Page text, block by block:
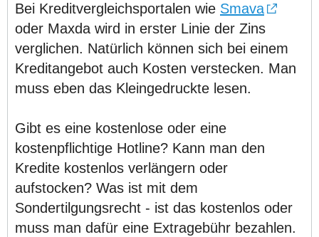
Bei Kreditvergleichsportalen wie Smava
oder Maxda wird in erster Linie der Zins
verglichen. Natürlich können sich bei einem
Kreditangebot auch Kosten verstecken. Man
muss eben das Kleingedruckte lesen.
Gibt es eine kostenlose oder eine
kostenpflichtige Hotline? Kann man den
Kredite kostenlos verlängern oder
aufstocken? Was ist mit dem
Sondertilgungsrecht - ist das kostenlos oder
muss man dafür eine Extragebühr bezahlen.